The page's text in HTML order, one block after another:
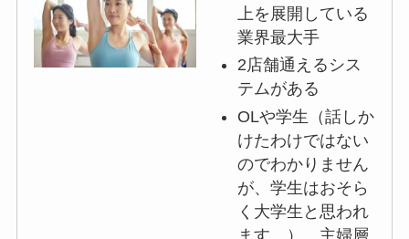
上を展開している
業界最大手
2店舗通えるシス
テムがある
OLや学生（話しか
けたわけではない
のでわかりません
が、学生はおそら
く大学生と思われ
ます。）、主婦層